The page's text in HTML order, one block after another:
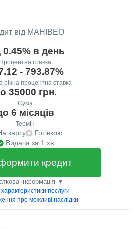
від МАНІВЕО
0.45% в день
Процентна ставка
- 793.87%
річна процентна ставка
35000 грн.
Сума
6 місяців
Термін
карту
Готівкою
Видача за 1 хв
кредит
інформація ▼
характеристики послуги
про можливі наслідки